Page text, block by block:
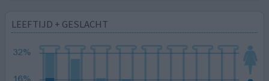
LEEFTIJD + GESLACHT